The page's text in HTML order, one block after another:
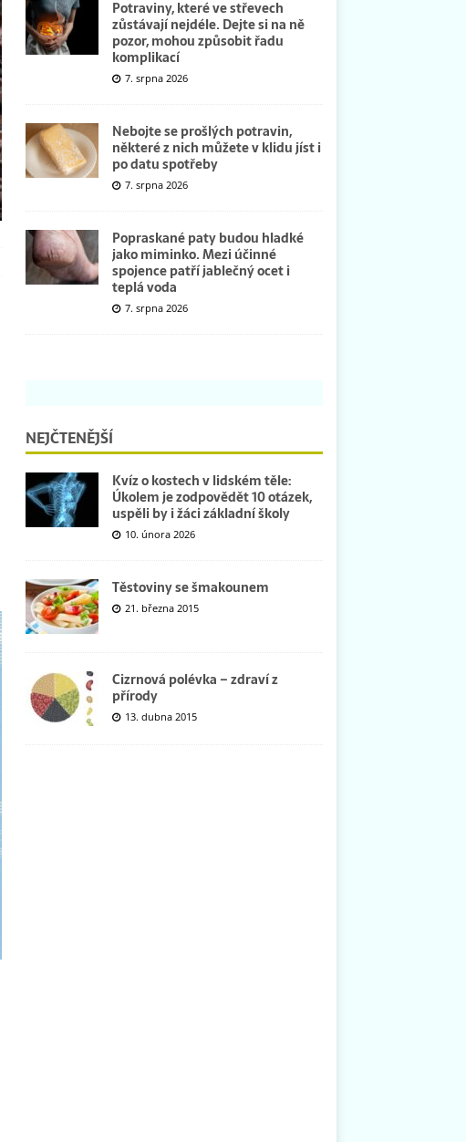
Potraviny, které ve střevech
zůstávají nejdéle. Dejte si na ně
pozor, mohou způsobit řadu
komplikací
7. srpna 2026
Nebojte se prošlých potravin,
některé z nich můžete v klidu jíst i
po datu spotřeby
7. srpna 2026
Popraskané paty budou hladké
jako miminko. Mezi účinné
spojence patří jablečný ocet i
teplá voda
7. srpna 2026
NEJČTENĚJŠÍ
Kvíz o kostech v lidském těle:
Úkolem je zodpovědět 10 otázek,
uspěli by i žáci základní školy
10. února 2026
Těstoviny se šmakounem
21. března 2015
Cizrnová polévka – zdraví z
přírody
13. dubna 2015